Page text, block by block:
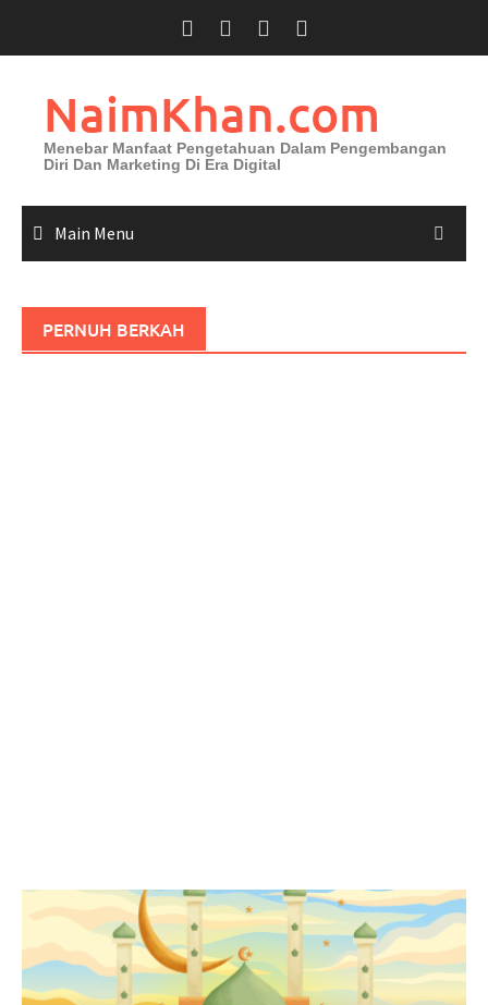
NaimKhan.com
Menebar Manfaat Pengetahuan Dalam Pengembangan
Diri Dan Marketing Di Era Digital
Main Menu
PERNUH BERKAH